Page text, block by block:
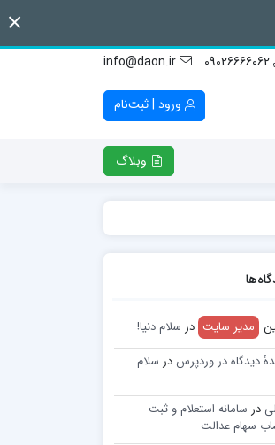
09026666062
info@daon.ir
ورود | ثبت‌نام
وبلاگ
مدیر سایت در سلام دنیا!
دیدگاه در وردپرس در سلام
در سامانه استعلام و ثبت
سهام عدالت